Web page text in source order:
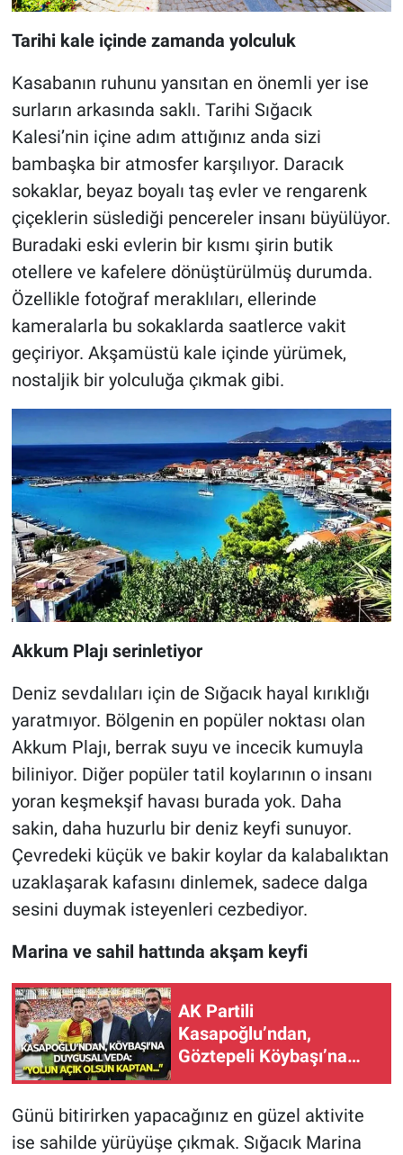
Tarihi kale içinde zamanda yolculuk
Kasabanın ruhunu yansıtan en önemli yer ise
surların arkasında saklı. Tarihi Sığacık
Kalesi’nin içine adım attığınız anda sizi
bambaşka bir atmosfer karşılıyor. Daracık
sokaklar, beyaz boyalı taş evler ve rengarenk
çiçeklerin süslediği pencereler insanı büyülüyor.
Buradaki eski evlerin bir kısmı şirin butik
otellere ve kafelere dönüştürülmüş durumda.
Özellikle fotoğraf meraklıları, ellerinde
kameralarla bu sokaklarda saatlerce vakit
geçiriyor. Akşamüstü kale içinde yürümek,
nostaljik bir yolculuğa çıkmak gibi.
Akkum Plajı serinletiyor
Deniz sevdalıları için de Sığacık hayal kırıklığı
yaratmıyor. Bölgenin en popüler noktası olan
Akkum Plajı, berrak suyu ve incecik kumuyla
biliniyor. Diğer popüler tatil koylarının o insanı
yoran keşmekşif havası burada yok. Daha
sakin, daha huzurlu bir deniz keyfi sunuyor.
Çevredeki küçük ve bakir koylar da kalabalıktan
uzaklaşarak kafasını dinlemek, sadece dalga
sesini duymak isteyenleri cezbediyor.
Marina ve sahil hattında akşam keyfi
AK Partili
Kasapoğlu’ndan,
Göztepeli Köybaşı’na
kaptan...”
Günü bitirirken yapacağınız en güzel aktivite
ise sahilde yürüyüşe çıkmak. Sığacık Marina